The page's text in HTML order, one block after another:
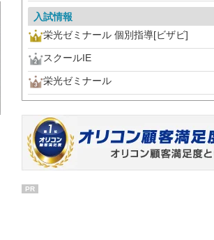
入試情報
栄光ゼミナール 個別指導[ビザビ]
スクールIE
栄光ゼミナール
PR